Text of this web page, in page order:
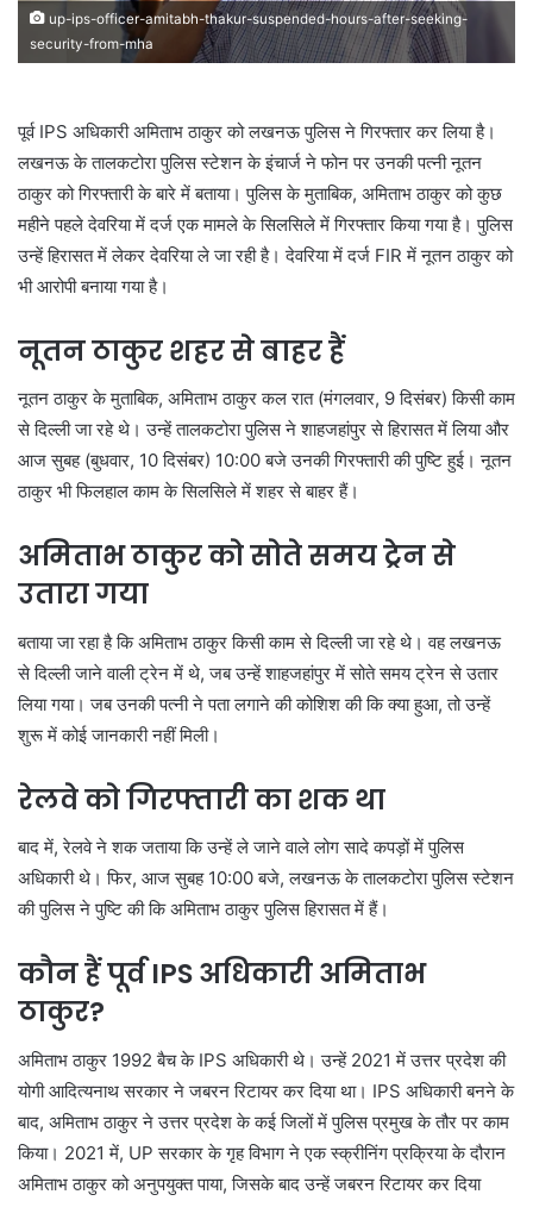
up-ips-officer-amitabh-thakur-suspended-hours-after-seeking-
security-from-mha
पूर्व IPS अधिकारीअमिताभठाकुर को लखनऊ पुलिस ने गिरफ्तार कर लिया है।
लखनऊ केतालकटोरापुलिस स्टेशन केइंचार्जने फोन पर उनकी पत्नी नूतन
ठाकुर को गिरफ्तारी के बारे में बताया। पुलिस के मुताबिक, अमिताभठाकुर को कुछ
महीने पहलेदेवरियामें दर्ज एक मामले के सिलसिले में गिरफ्तार कियागयाहै। पुलिस
उन्हें हिरासत में लेकरदेवरियाले जा रही है।देवरियामेंदर्ज FIRमें नूतन ठाकुर को
भी आरोपी बनायागयाहै।
नूतन ठाकुर शहर सेबाहरहैं
नूतन ठाकुर के मुताबिक, अमिताभठाकुर कल रात (मंगलवार, 9 दिसंबर) किसी काम
से दिल्ली जा रहे थे। उन्हेंतालकटोरापुलिस नेशाहजहांपुरसे हिरासत में लिया और
आज सुबह (बुधवार, 10 दिसंबर) 10:00 बजे उनकी गिरफ्तारी की पुष्टि हुई। नूतन
ठाकुर भी फिलहाल काम के सिलसिले में शहर से बाहर हैं।
अमिताभठाकुर को सोते समय ट्रेन से
उतारागया
बताया जा रहा है किअमिताभठाकुर किसी काम से दिल्ली जा रहे थे। वह लखनऊ
से दिल्ली जाने वाली ट्रेन में थे, जब उन्हेंशाहजहांपुरमें सोते समय ट्रेन से उतार
लिया गया। जब उनकी पत्नी ने पता लगाने की कोशिश की कि क्या हुआ, तो उन्हें
शुरू में कोई जानकारी नहीं मिली।
रेलवे को गिरफ्तारी का शक था
बाद में, रेलवे ने शक जताया कि उन्हें ले जाने वाले लोग सादे कपड़ों में पुलिस
अधिकारी थे। फिर, आज सुबह 10:00 बजे, लखनऊ केतालकटोरापुलिस स्टेशन
की पुलिस ने पुष्टि की किअमिताभठाकुर पुलिस हिरासत में हैं।
कौन हैंपूर्व IPSअधिकारीअमिताभ
ठाकुर?
अमिताभठाकुर 1992बैच के IPS अधिकारी थे। उन्हें 2021 में उत्तर प्रदेश की
योगीआदित्यनाथसरकार ने जबरनरिटायरकर दियाथा। IPS अधिकारी बनने के
बाद, अमिताभठाकुर ने उत्तर प्रदेश के कई जिलों में पुलिस प्रमुख के तौर पर काम
किया। 2021में, UPसरकार के गृह विभाग ने एकस्क्रीनिंगप्रक्रिया के दौरान
अमिताभठाकुर को अनुपयुक्त पाया, जिसके बाद उन्हें जबरनरिटायरकर दिया